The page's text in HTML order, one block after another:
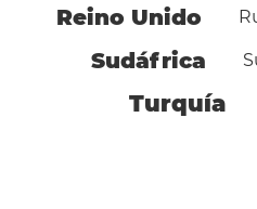
Reino Unido
Sudáfrica
Turquía